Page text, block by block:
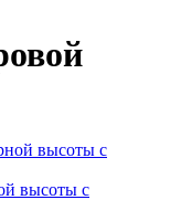
высоты с